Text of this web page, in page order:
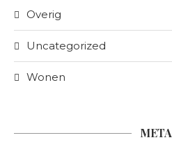
Overig
Uncategorized
Wonen
META